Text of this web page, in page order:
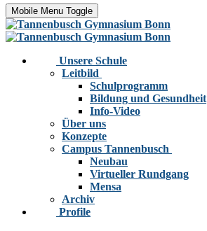
Mobile Menu Toggle
Unsere Schule
Leitbild
Schulprogramm
Bildung und Gesundheit
Info-Video
Über uns
Konzepte
Campus Tannenbusch
Neubau
Virtueller Rundgang
Mensa
Archiv
Profile